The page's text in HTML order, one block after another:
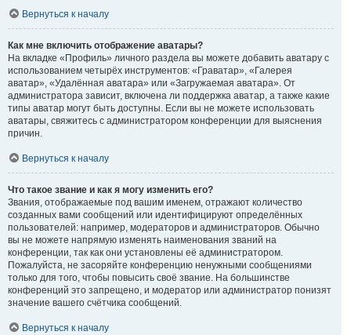
Вернуться к началу
Как мне включить отображение аватары?
На вкладке «Профиль» личного раздела вы можете добавить аватару с
использованием четырёх инструментов: «Граватар», «Галерея
аватар», «Удалённая аватара» или «Загружаемая аватара». От
администратора зависит, включена ли поддержка аватар, а также какие
типы аватар могут быть доступны. Если вы не можете использовать
аватары, свяжитесь с администратором конференции для выяснения
причин.
Вернуться к началу
Что такое звание и как я могу изменить его?
Звания, отображаемые под вашим именем, отражают количество
созданных вами сообщений или идентифицируют определённых
пользователей: например, модераторов и администраторов. Обычно
вы не можете напрямую изменять наименования званий на
конференции, так как они установлены её администратором.
Пожалуйста, не засоряйте конференцию ненужными сообщениями
только для того, чтобы повысить своё звание. На большинстве
конференций это запрещено, и модератор или администратор понизят
значение вашего счётчика сообщений.
Вернуться к началу